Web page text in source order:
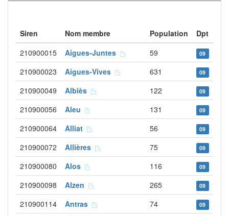
Siren Nom membre Population
Dpt
210900015
Aigues-Juntes 59 09
210900023 Aigues-Vives 631 09
210900049 Albiès 122 09
210900056 Aleu 131 09
210900064 Alliat 56 09
210900072 Allières 75 09
210900080 Alos 116 09
210900098 Alzen 265 09
210900114 Antras 74 09